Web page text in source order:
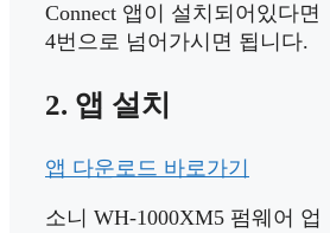
Connect 앱이 설치되어있다면
4번으로 넘어가시면 됩니다.
2. 앱 설치
앱 다운로드 바로가기
소니 WH-1000XM5 펌웨어 업